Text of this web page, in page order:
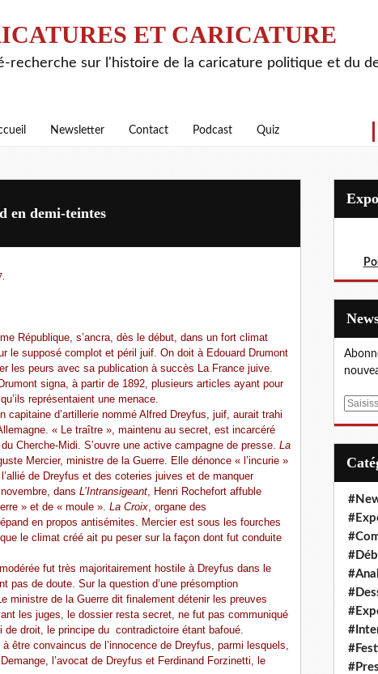
ET CARICATURE
recherche sur l'histoire de la caricature politique et du
Newsletter Contact Podcast Quiz
en demi-teintes
République, s’ancra, dès le début, dans un fort climat
le supposé complot et péril juif. On doit à Edouard Drumont
les peurs avec sa publication à succès La France juive.
signa, à partir de 1892, plusieurs articles ayant pour
représentaient une menace.
capitaine d’artillerie nommé Alfred Dreyfus, juif, aurait trahi
« Le traître », maintenu au secret, est incarcéré
Cherche-Midi. S’ouvre une active campagne de presse. La
Mercier, ministre de la Guerre. Elle dénonce « l’incurie »
de Dreyfus et des coteries juives et de manquer
dans L’Intransigeant, Henri Rochefort affuble
» et de « moule ». La Croix, organe des
en propos antisémites. Mercier est sous les fourches
le climat créé ait pu peser sur la façon dont fut conduite
fut très majoritairement hostile à Dreyfus dans le
pas de doute. Sur la question d’une présomption
ministre de la Guerre dit finalement détenir les preuves
les juges, le dossier resta secret, ne fut pas communiqué
droit, le principe du contradictoire étant bafoué.
être convaincus de l’innocence de Dreyfus, parmi lesquels,
l’avocat de Dreyfus et Ferdinand Forzinetti, le
E